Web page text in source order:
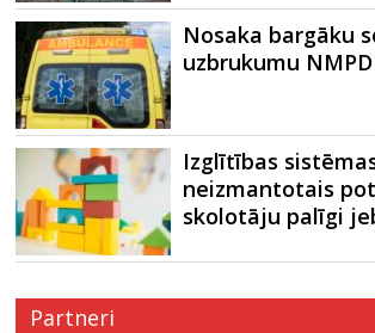
Nosaka bargāku
uzbrukumu
Izglītības
neizmantotais
skolotāju palīgi
Partneri